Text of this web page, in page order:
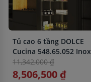
Tủ cao 6 tầng DOLCE
Cucina 548.65.052 Inox
304
11,342,000 ₫
8,506,500 ₫